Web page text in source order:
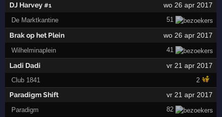
DJ Harvey #1 wo 26 apr 2017
De Marktkantine 51
Brak op het Plein wo 26 apr 2017
Wilhelminaplein 41
Ladi Dadi vr 21 apr 2017
Club 1841 2
Paradigm Shift vr 21 apr 2017
Paradigm 82